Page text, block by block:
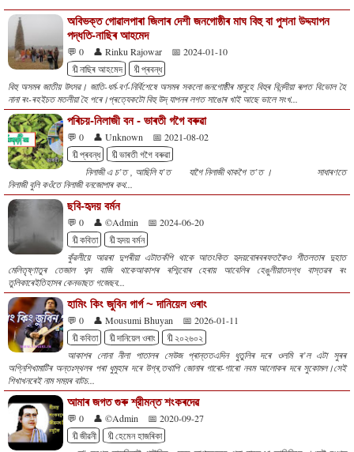
অবিভক্ত গোৱালপাৰা জিলাৰ দেশী জনগোষ্ঠীৰ মাঘ বিহু বা পুশনা উদ্দযাপন
পদ্ধতি-নাছিৰ আহমেদ
💬 0 👤 Rinku Rajowar
📅 2024-01-10
🔖নাছিৰ আহমেদ
🔖প্ৰবন্ধ
বিহু অসমৰ জাতীয় উৎসৱ। জাতি-ধৰ্ম-বৰ্ণ-নিৰ্বিশেষে অসমৰ সকলো জনগোষ্ঠীৰ মানুহে বিহুৰ বিনন্দীয়া ৰূপত বিভোল হৈ
নানা ৰং-ৰহইচত মতলীয়া হৈ পৰে।প্ৰত্যেকটো বিহু উদ্ যাপনৰ লগত সাঙোৰ খাই আছে ভালে সংখ...
পৰিচয়-নিলাজী বন - ভাৰতী গগৈ বৰুৱা
💬 0 👤 Unknown
📅 2021-08-02
🔖প্ৰবন্ধ
🔖ভাৰতী গগৈ বৰুৱা
নিলাজী এ চ’ত , আছিলি য’ত যাগৈ নিলাজী থাকগৈ ত’ত । সাধাৰণতে
নিলাজী বুলি কওঁতে নিলাজী বনজোপাৰ কথ...
ছবি-হৃদয় বৰ্মন
💬 0 👤 ©Admin
📅 2024-06-20
🔖কবিতা
🔖হৃদয় বৰ্মন
কুঁৱলীয়ে আৱৰা দুপৰীয়া এটাতকঁপি থাকে আতংকিত হৃদয়বোৰবৰফতকৈও শীতলতাৰ দুহাত
মেলিতৃষ্ণাতুৰ তেজাল শব্দ বাজি থাকেআকাশৰ ৰশ্মিবোৰ হেৰায় আবেলিৰ হেঙুলীয়াতদগ্ধ বাস্তৱৰ ৰং
তুলিকাৰেইতিহাসৰ কেনভাছত গজেছব...
হামিং কিং জুবিন গাৰ্গ ~ দানিয়েল ওৰাং
💬 0 👤 Mousumi Bhuyan
📅 2026-01-11
🔖কবিতা
🔖দানিয়েল ওৰাং
🔖২০২৬০২
আকাশৰ লোনা নীলা পাতালৰ সেউজ প্ৰান্ততএদিন ধুতুলিৰ দৰে ওলমি ৰ’ল এটা সুৰৰ
অগ্নিশিখামাটিৰ অন্তঃস্থলৰ পৰা ধুমুহাৰ দৰে উগ্ৰ,তথাপি জোনাৰ গাৰো-গাৰো নবম আলোকৰ দৰে সুকোমল।সেই
শিখাখনৰেই নাম সময়ৰ বাটচ...
আমাৰ জগত গুৰু শ্রীমন্ত শংকৰদেৱ
💬 0 👤 ©Admin
📅 2020-09-27
🔖জীৱনী
🔖হেমেন হাজৰিকা